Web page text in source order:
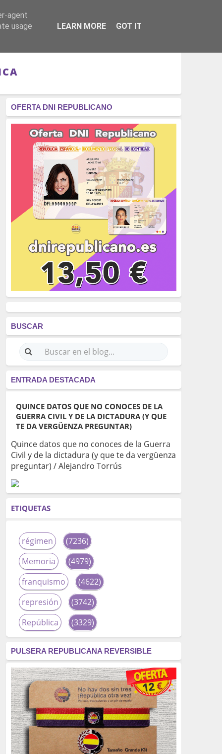
RÉGIMEN - MONARQUÍA
OFERTA DNI REPUBLICANO
BUSCAR
ENTRADA DESTACADA
QUINCE DATOS QUE NO CONOCES DE LA
GUERRA CIVIL Y DE LA DICTADURA (Y QUE
TE DA VERGÜENZA PREGUNTAR)
Quince datos que no conoces de la Guerra
Civil y de la dictadura (y que te da vergüenza
preguntar) / Alejandro Torrús
ETIQUETAS
régimen
(7236)
Memoria
(4979)
franquismo
(4622)
represión
(3742)
República
(3329)
fascismo
(2677)
tardofranquismo
(2320)
Actualidad
(2319)
monarquía
(2253)
borbones
(2176)
PULSERA REPUBLICANA REVERSIBLE
agent
usage
LEARN MORE GOT IT